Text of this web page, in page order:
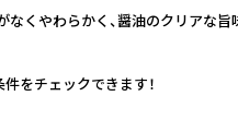
くやわらかく、醤油のクリアな旨
をチェックできます！